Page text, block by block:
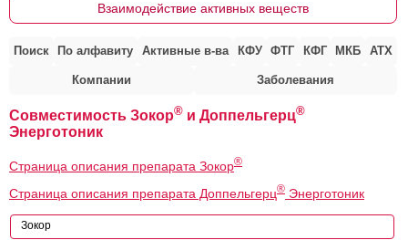
Взаимодействие активных веществ
Поиск По алфавиту Активные в-ва КФУ ФТГ КФГ МКБ АТХ
Компании Заболевания
Совместимость Зокор® и Доппельгерц®
Энерготоник
Страница описания препарата Зокор®
Страница описания препарата Доппельгерц® Энерготоник